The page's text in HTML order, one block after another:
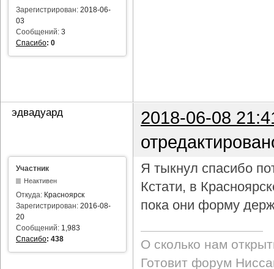
Зарегистрирован: 2018-06-
03
Сообщений: 3
Спасибо: 0
эдвадуард
2018-06-08
Участник
Неактивен
Откуда: Красноярск
Зарегистрирован: 2016-08-
20
Сообщений: 1,983
Спасибо: 438
Я тыкнул спасибо
Кстати, в
пока они форму
О сколько нам
Готовит форум